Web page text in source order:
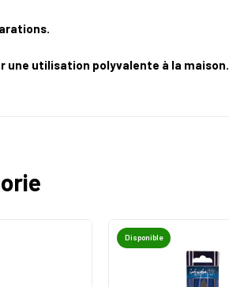
une utilisation polyvalente à la maison.
Disponible